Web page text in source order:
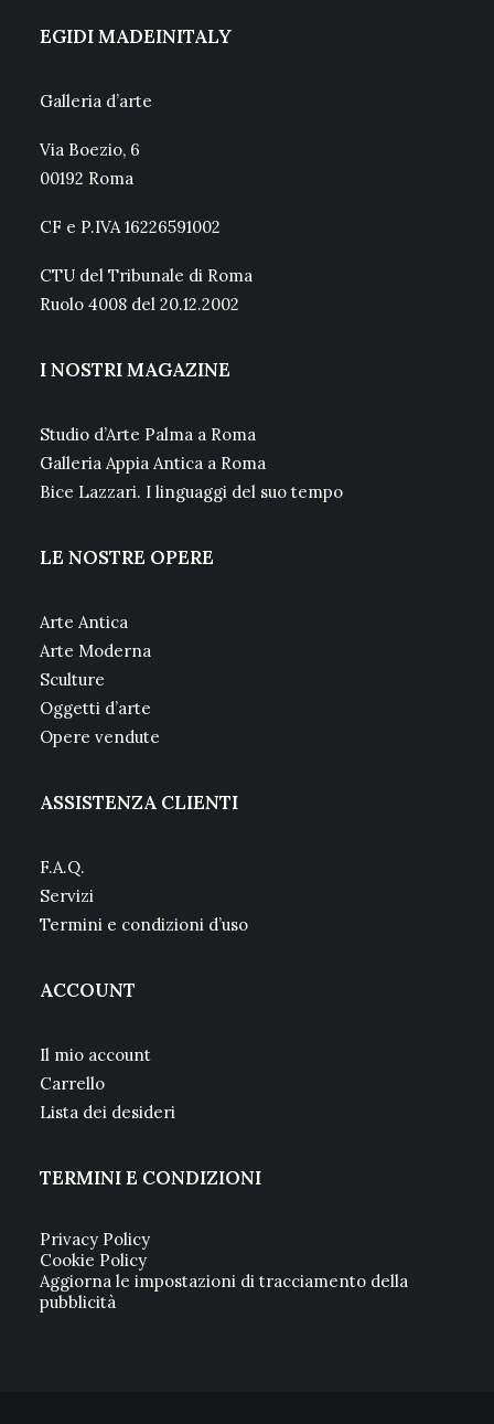
EGIDI MADEINITALY
Galleria d’arte
Via Boezio, 6
00192 Roma
CF e P.IVA 16226591002
CTU del Tribunale di Roma
Ruolo 4008 del 20.12.2002
I NOSTRI MAGAZINE
Studio d’Arte Palma a Roma
Galleria Appia Antica a Roma
Bice Lazzari. I linguaggi del suo tempo
LE NOSTRE OPERE
Arte Antica
Arte Moderna
Sculture
Oggetti d’arte
Opere vendute
ASSISTENZA CLIENTI
F.A.Q.
Servizi
Termini e condizioni d’uso
ACCOUNT
Il mio account
Carrello
Lista dei desideri
TERMINI E CONDIZIONI
Privacy Policy
Cookie Policy
Aggiorna le impostazioni di tracciamento della
pubblicità